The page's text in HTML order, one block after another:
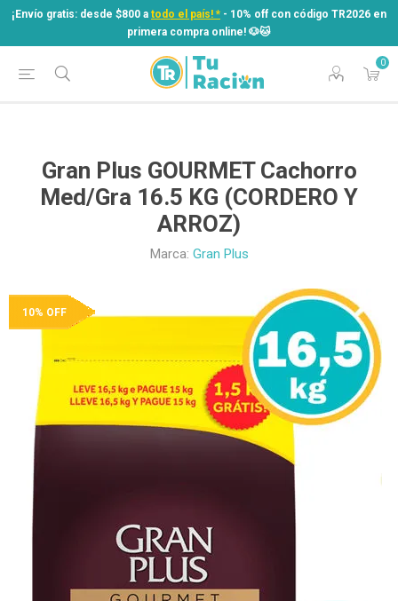
¡Envío gratis: desde $800 a todo el país! * - 10% off con código TR2026 en
primera compra online! ​🐶​🐱
0
¡Envío gratis: desde $800 atodo el país! *
- 10% off con código TR2026 en
primera compra online! ​🐶​🐱
Gran Plus GOURMET Cachorro
Med/Gra 16.5 KG (CORDERO Y
ARROZ)
Marca: Gran Plus
10% OFF